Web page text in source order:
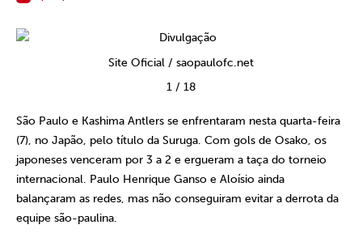
Site Oficial / saopaulofc.net
1/ 18
São Paulo e Kashima Antlers se enfrentaram nesta quarta-feira
(7), no Japão, pelo título da Suruga. Com gols de Osako, os
japoneses venceram por 3 a 2 e ergueram a taça do torneio
internacional. Paulo Henrique Ganso e Aloísio ainda
balançaram as redes, mas não conseguiram evitar a derrota da
equipe são-paulina.